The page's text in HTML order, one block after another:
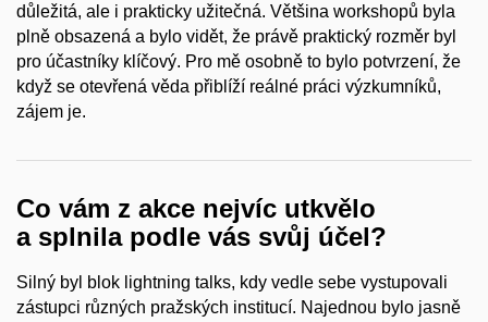
důležitá, ale i prakticky užitečná. Většina workshopů byla
plně obsazená a bylo vidět, že právě praktický rozměr byl
pro účastníky klíčový. Pro mě osobně to bylo potvrzení, že
když se otevřená věda přiblíží reálné práci výzkumníků,
zájem je.
Co vám z akce nejvíc utkvělo
a splnila podle vás svůj účel?
Silný byl blok lightning talks, kdy vedle sebe vystupovali
zástupci různých pražských institucí. Najednou bylo jasně